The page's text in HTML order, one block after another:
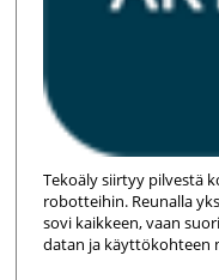
Tekoäly siirtyy pilvestä
robotteihin. Reunalla
sovi kaikkeen, vaan
datan ja käyttökohteen